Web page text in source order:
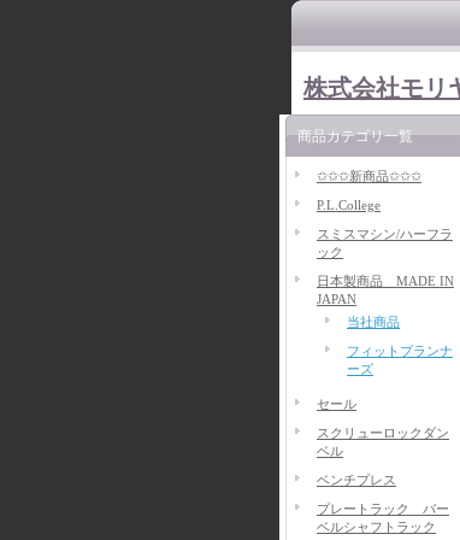
株式会社モリ
商品カテゴリ一覧
✩✩✩新商品✩✩✩
P.L.College
スミスマシン/ハーフラ
ック
日本製商品 MADE IN
JAPAN
当社商品
フィットプランナ
ーズ
セール
スクリューロックダン
ベル
ベンチプレス
プレートラック バー
ベルシャフトラック